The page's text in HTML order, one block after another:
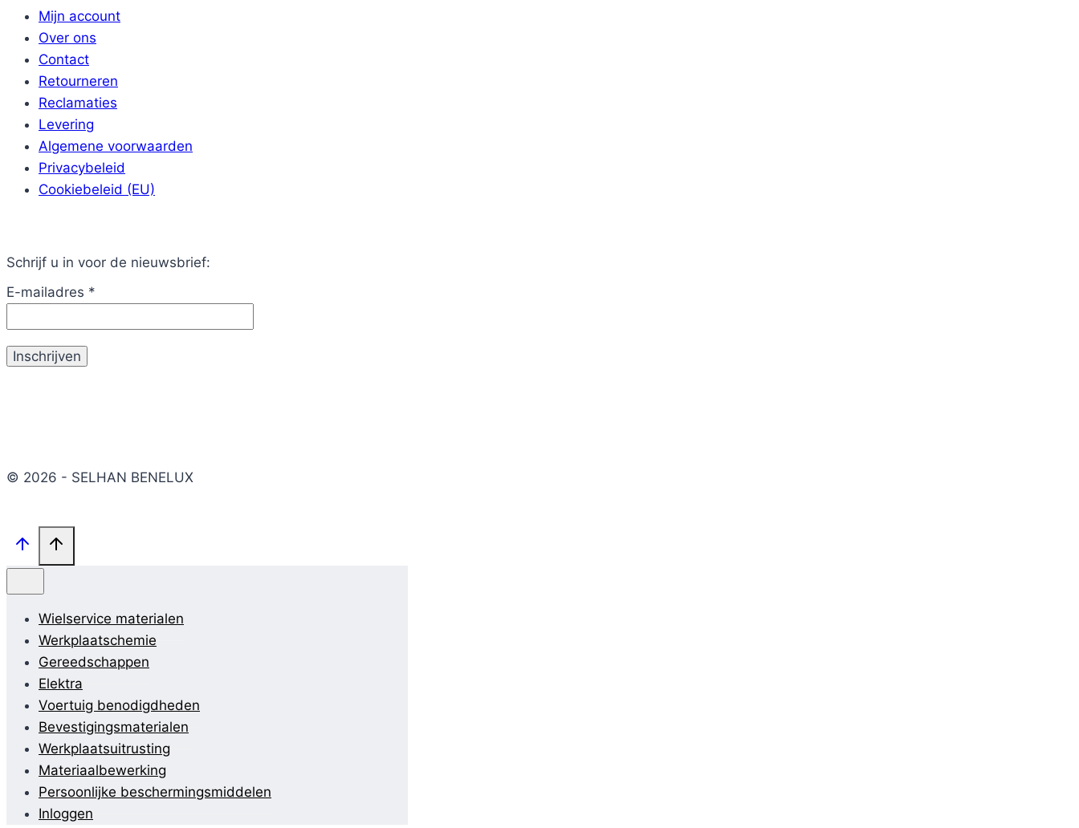
Mijn account
Over ons
Contact
Retourneren
Reclamaties
Levering
Algemene voorwaarden
Privacybeleid
Cookiebeleid (EU)
Schrijf u in voor de nieuwsbrief:
E-mailadres *
© 2026 - SELHAN BENELUX
Wielservice materialen
Werkplaatschemie
Gereedschappen
Elektra
Voertuig benodigdheden
Bevestigingsmaterialen
Werkplaatsuitrusting
Materiaalbewerking
Persoonlijke beschermingsmiddelen
Inloggen